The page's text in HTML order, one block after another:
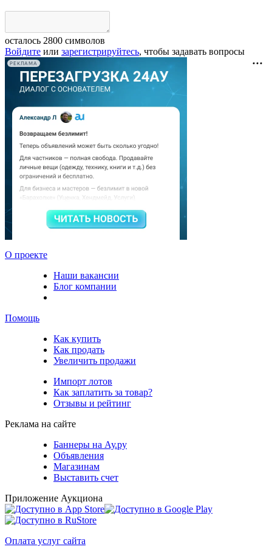
осталось 2800 символов
Войдите или зарегистрируйтесь, чтобы задавать вопросы
РЕКЛАМА
О проекте
Наши вакансии
Блог компании
Помощь
Как купить
Как продать
Увеличить продажи
Импорт лотов
Как заплатить за товар?
Отзывы и рейтинг
Реклама на сайте
Баннеры на Ау.ру
Объявления
Магазинам
Выставить счет
Приложение Аукциона
Оплата услуг сайта